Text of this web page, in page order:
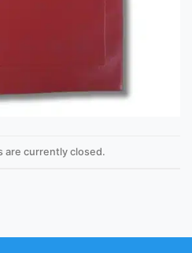
are currently closed.